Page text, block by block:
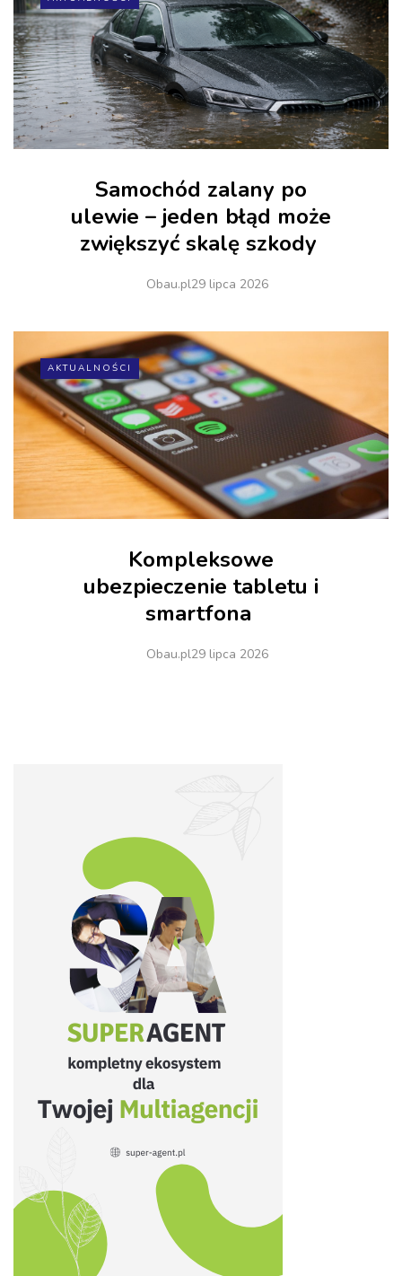
Samochód zalany po
ulewie – jeden błąd może
zwiększyć skalę szkody
Obau.pl29 lipca 2026
AKTUALNOŚCI
Kompleksowe
ubezpieczenie tabletu i
smartfona
Obau.pl29 lipca 2026